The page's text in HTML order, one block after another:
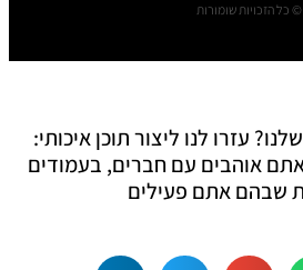
© כל הזכויות שומורות
עזרו לנו ליצור תוכן איכותי:
אוהבים עם חברים, בעמודים
שבהם אתם פעילים